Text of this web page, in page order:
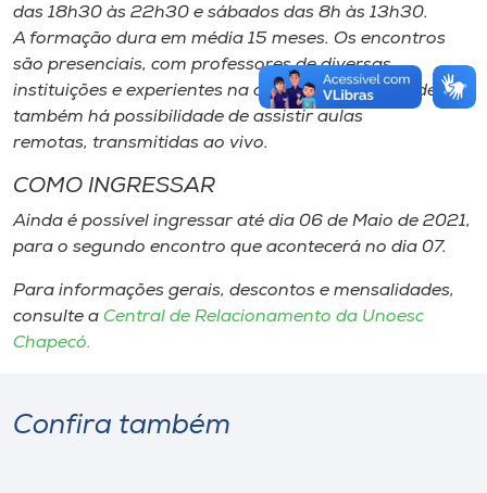
das 18h30 às 22h30 e sábados das 8h às 13h30.
A formação dura em média 15 meses. Os encontros
são presenciais, com professores de diversas
instituições e experientes na área. Devido a pandemia,
também há possibilidade de assistir aulas
remotas, transmitidas ao vivo.
COMO INGRESSAR
Ainda é possível ingressar até dia 06 de Maio de 2021,
para o segundo encontro que acontecerá no dia 07.
Para informações gerais, descontos e mensalidades,
consulte a Central de Relacionamento da Unoesc
Chapecó.
Confira também